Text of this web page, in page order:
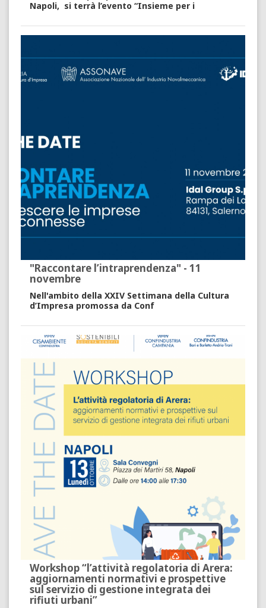
Napoli, si terrà l’evento “Insieme per i
"Raccontare l’intraprendenza" - 11
novembre
Nell'ambito della XXIV Settimana della Cultura
d’Impresa promossa da Conf
Workshop “l’attività regolatoria di Arera:
aggiornamenti normativi e prospettive
sul servizio di gestione integrata dei
rifiuti urbani”